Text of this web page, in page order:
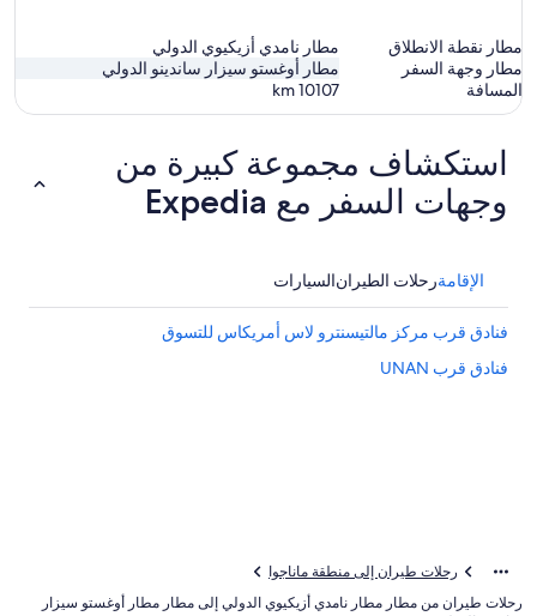
مطار نقطة الانطلاق
مطار نامدي أزيكيوي الدولي
مطار وجهة السفر
مطار أوغستو سيزار ساندينو الدولي
المسافة
10107
km
استكشاف مجموعة كبيرة من
وجهات السفر مع Expedia
الإقامةرحلات الطيرانالسيارات
فنادق قرب مركز مالتيسنترو لاس أمريكاس للتسوق
فنادق قرب UNAN
رحلات طيران إلى منطقة ماناجوا
رحلات طيران من مطار مطار نامدي أزيكيوي الدولي إلى مطار مطار أوغستو سيزار